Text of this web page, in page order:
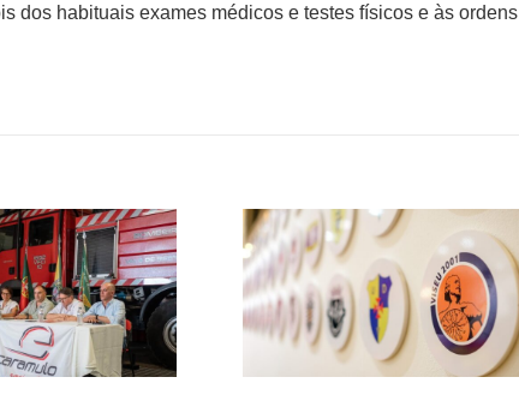
dos habituais exames médicos e testes físicos e às ordens